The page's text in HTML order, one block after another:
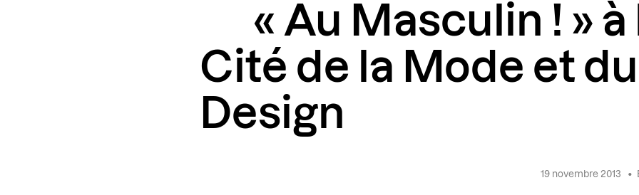
« Au Masculin ! » à
Cité de la Mode et du
Design
19 novembre 2013 •